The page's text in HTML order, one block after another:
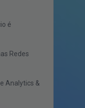
é
Redes
Analytics &